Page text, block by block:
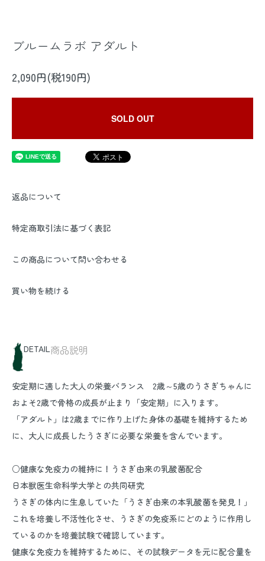
ブルームラボ アダルト
2,090円(税190円)
SOLD OUT
返品について
特定商取引法に基づく表記
この商品について問い合わせる
買い物を続ける
DETAIL商品説明
安定期に適した大人の栄養バランス 2歳～5歳のうさぎちゃんに
およそ2歳で骨格の成長が止まり「安定期」に入ります。
「アダルト」は2歳までに作り上げた身体の基礎を維持するため
に、大人に成長したうさぎに必要な栄養を含んでいます。
○健康な免疫力の維持に！うさぎ由来の乳酸菌配合
日本獣医生命科学大学との共同研究
うさぎの体内に生息していた「うさぎ由来の本乳酸菌を発見！」
これを培養し不活性化させ、うさぎの免疫系にどのように作用し
ているのかを培養試験で確認しています。
健康な免疫力を維持するために、その試験データを元に配合量を